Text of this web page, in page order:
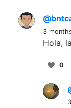
3
Hola,
0